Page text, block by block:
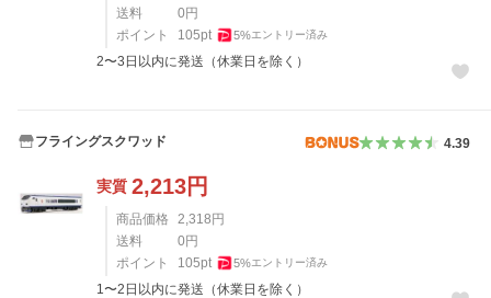
送料
0円
ポイント
105pt 5%エントリー済み
2〜3日以内に発送（休業日を除く）
フライングスクワッド 4.39
実質 2,213円
商品価格 2,318円
送料
0円
ポイント
105pt 5%エントリー済み
1〜2日以内に発送（休業日を除く）